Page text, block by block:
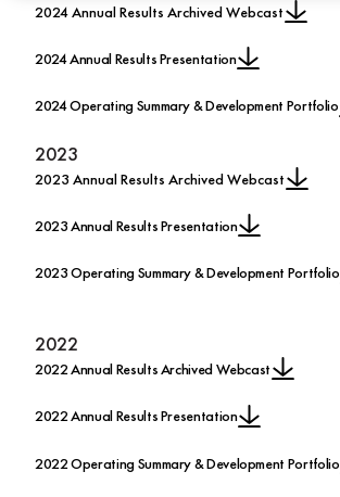
2024 Annual Results Archived Webcast
2024 Annual Results Presentation
2024 Operating Summary & Development Portfolio
2023
2023 Annual Results Archived Webcast
2023 Annual Results Presentation
2023 Operating Summary & Development Portfolio
2022
2022 Annual Results Archived Webcast
2022 Annual Results Presentation
2022 Operating Summary & Development Portfolio